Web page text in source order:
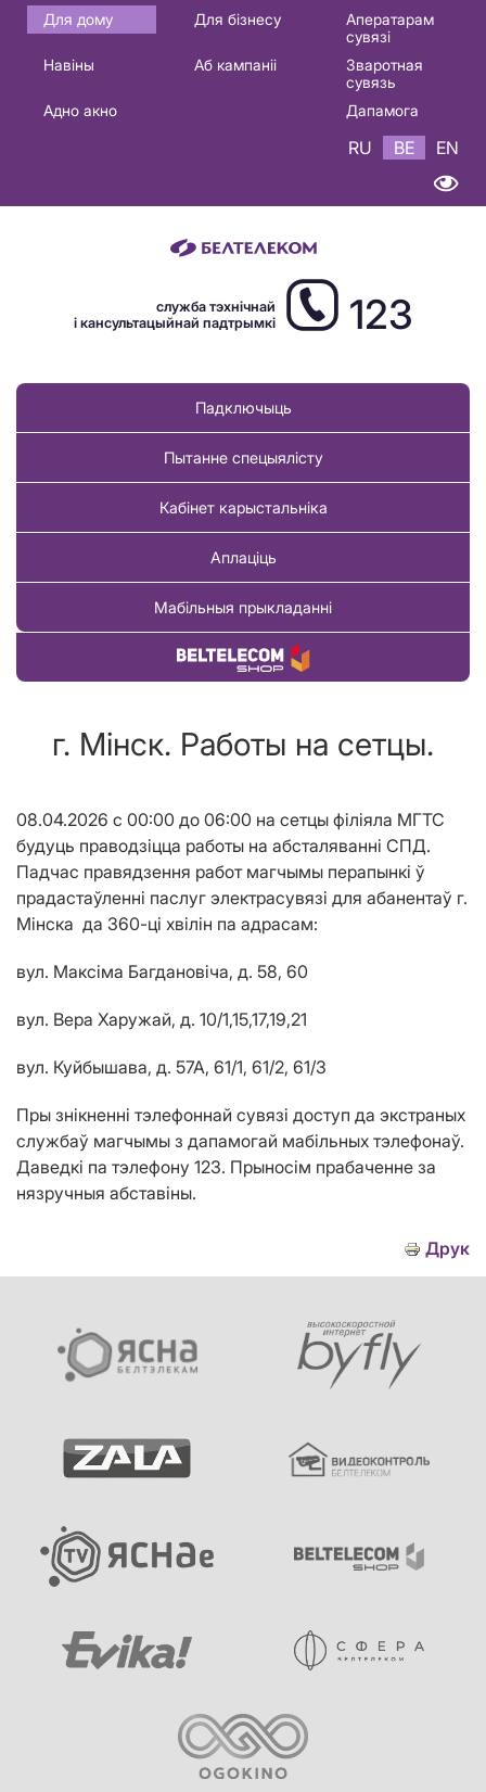
Основная
навигация
Для дому Для бізнесу
Аператарам
сувязі
Навіны
Аб кампаніі
Зваротная
сувязь
Адно акно
Дапамога
RU BE EN
служба тэхнічнай
і кансультацыйнай падтрымкі
123
Падключыць
Пытанне спецыялісту
Кабінет карыстальніка
Аплаціць
Мабільныя прыкладанні
Купіць тавар
г. Мінск. Работы на сетцы.
08.04.2026 с 00:00 до 06:00 на сетцы філіяла МГТС
будуць праводзіцца работы на абсталяванні СПД.
Падчас правядзення работ магчымы перапынкі ў
прадастаўленні паслуг электрасувязі для абанентаў г.
Мінска да 360-ці хвілін па адрасам:
вул. Максіма Багдановіча, д. 58, 60
вул. Вера Харужай, д. 10/1,15,17,19,21
вул. Куйбышава, д. 57А, 61/1, 61/2, 61/3
Пры знікненні тэлефоннай сувязі доступ да экстраных
службаў магчымы з дапамогай мабільных тэлефонаў.
Даведкі па тэлефону 123. Прыносiм прабаченне за
нязручныя абставiны.
Друк